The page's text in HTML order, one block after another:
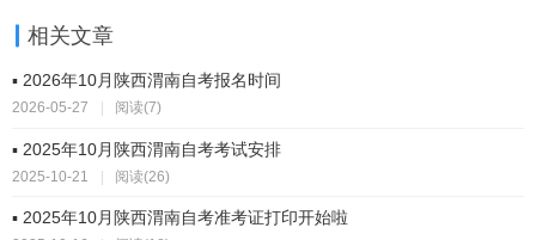
相关文章
▪ 2026年10月陕西渭南自考报名时间
2026-05-27 | 阅读(7)
▪ 2025年10月陕西渭南自考考试安排
2025-10-21 | 阅读(26)
▪ 2025年10月陕西渭南自考准考证打印开始啦